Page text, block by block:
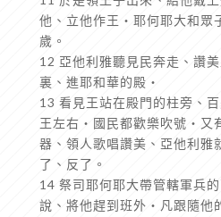
他、立他作王‧耶何耶大和眾
歲。
12 亞他利雅聽見民奔走、讚
裏、進耶和華的殿‧
13 看見王站在殿門的柱旁、
王左右‧國民都歡樂吹號‧又
器、領人歌唱讚美、亞他利雅
了、反了。
14 祭司耶何耶大帶管轄軍兵
說、將他趕到班外‧凡跟隨他